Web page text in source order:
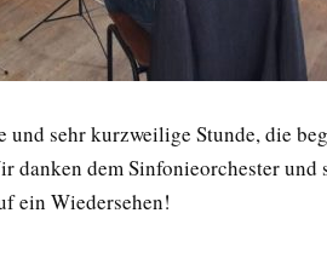
und sehr kurzweilige Stunde, die
danken dem Sinfonieorchester und
ein Wiedersehen!